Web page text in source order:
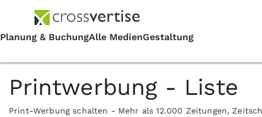
Printwerbung - Liste
Print-Werbung schalten - Mehr als 12.000 Zeitungen,